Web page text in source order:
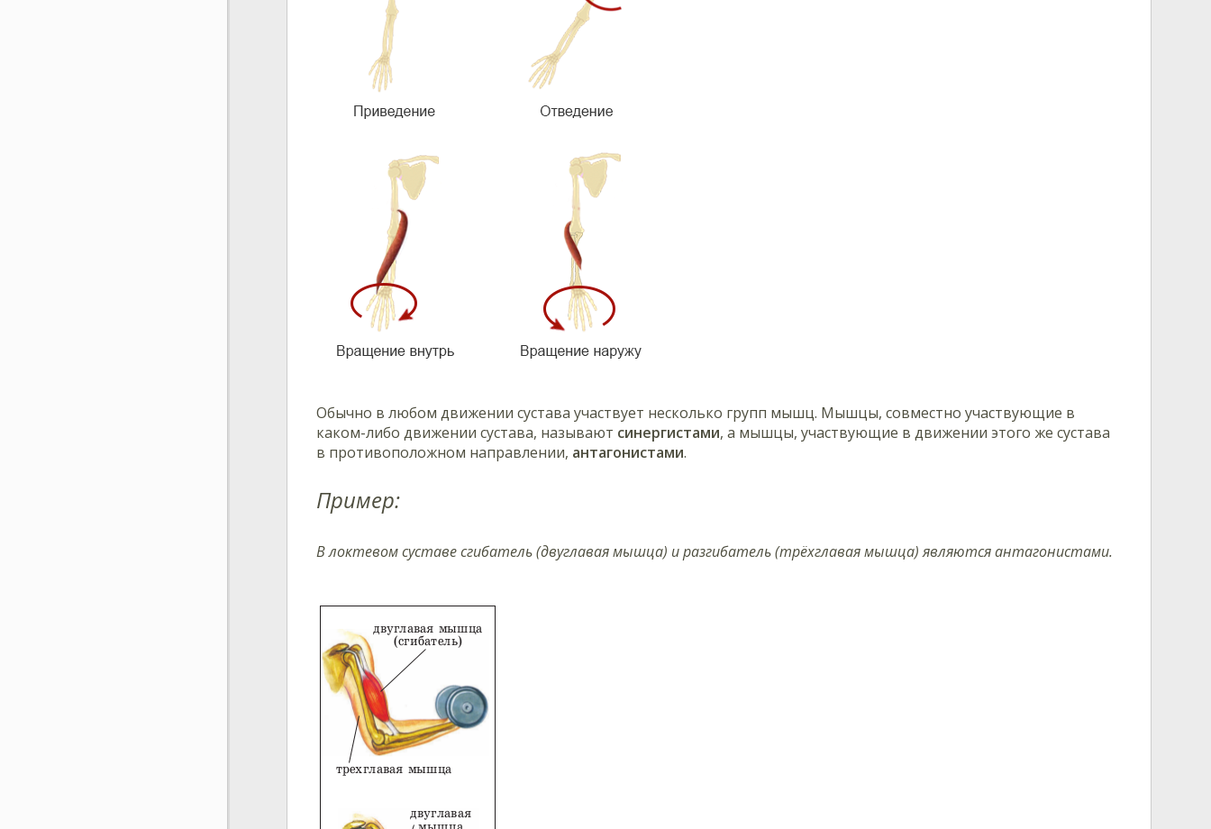
Обычно в любом движении сустава участвует несколько групп мышц. Мышцы, совместно участвующие в
каком-либо движении сустава, называют синергистами, а мышцы, участвующие в движении этого же сустава
в противоположном направлении, антагонистами.
Пример:
В локтевом суставе сгибатель (двуглавая мышца) и разгибатель (трёхглавая мышца) являются антагонистами.